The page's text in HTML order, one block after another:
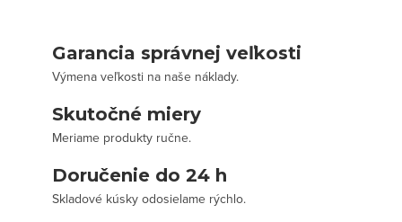
Garancia správnej veľkosti
Výmena veľkosti na naše náklady.
Skutočné miery
Meriame produkty ručne.
Doručenie do 24 h
Skladové kúsky odosielame rýchlo.